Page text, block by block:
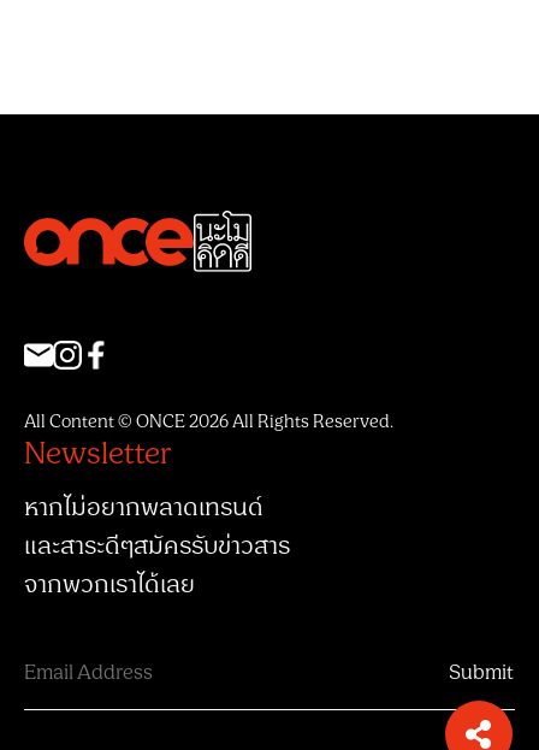
All Content © ONCE 2026 All Rights Reserved.
Newsletter
หากไม่อยากพลาดเทรนด์
และสาระดีๆสมัครรับข่าวสาร
จากพวกเราได้เลย